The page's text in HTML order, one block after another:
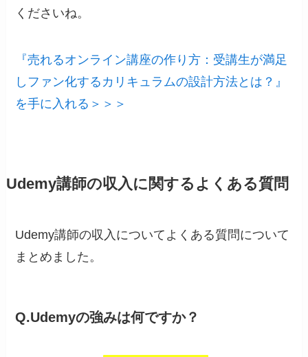
くださいね。
『売れるオンライン講座の作り方：受講生が満足
しファン化するカリキュラムの設計方法とは？』
を手に入れる＞＞＞
Udemy講師の収入に関するよくある質問
Udemy講師の収入についてよくある質問について
まとめました。
Q.Udemyの強みは何ですか？